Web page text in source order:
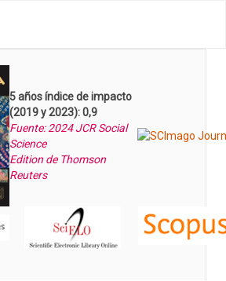
5 años índice de impacto
(2019 y 2023): 0,9
Fuente: 2024 JCR Social
Science
Edition de Thomson
Reuters